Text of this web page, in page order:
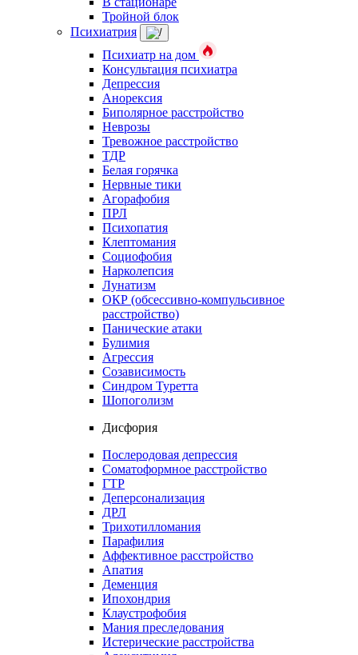
Тройной блок
Психиатрия
Психиатр на дом
Консультация психиатра
Депрессия
Анорексия
Биполярное расстройство
Неврозы
Тревожное расстройство
ТДР
Белая горячка
Нервные тики
Агорафобия
ПРЛ
Психопатия
Клептомания
Социофобия
Нарколепсия
Лунатизм
ОКР (обсессивно-компульсивное
расстройство)
Панические атаки
Булимия
Агрессия
Созависимость
Синдром Туретта
Шопоголизм
Дисфория
Послеродовая депрессия
Соматоформное расстройство
ГТР
Деперсонализация
ДРЛ
Трихотилломания
Парафилия
Аффективное расстройство
Апатия
Деменция
Ипохондрия
Клаустрофобия
Мания преследования
Истерические расстройства